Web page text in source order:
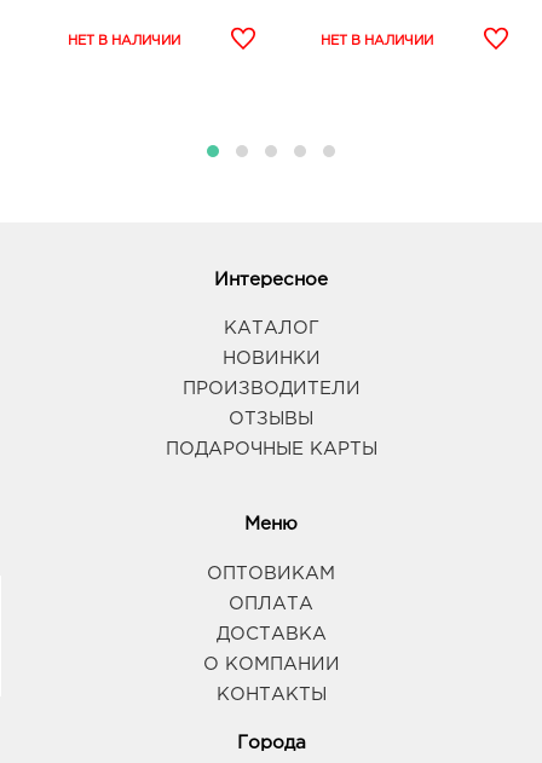
Интересное
КАТАЛОГ
НОВИНКИ
ПРОИЗВОДИТЕЛИ
ОТЗЫВЫ
ПОДАРОЧНЫЕ КАРТЫ
Меню
ОПТОВИКАМ
ОПЛАТА
ДОСТАВКА
О КОМПАНИИ
КОНТАКТЫ
Города